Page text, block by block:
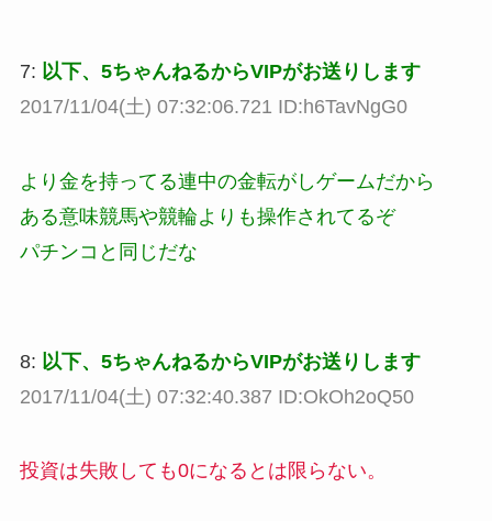
7: 以下、5ちゃんねるからVIPがお送りします
2017/11/04(土) 07:32:06.721 ID:h6TavNgG0
より金を持ってる連中の金転がしゲームだから
ある意味競馬や競輪よりも操作されてるぞ
パチンコと同じだな
8: 以下、5ちゃんねるからVIPがお送りします
2017/11/04(土) 07:32:40.387 ID:OkOh2oQ50
投資は失敗しても0になるとは限らない。